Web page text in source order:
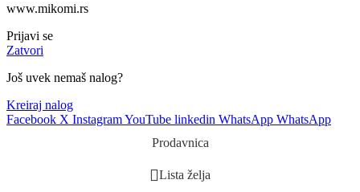
www.mikomi.rs
Prijavi se
Zatvori
Još uvek nemaš nalog?
Kreiraj nalog
Facebook X InstagramYouTube linkedin WhatsApp WhatsApp
Prodavnica
Lista želja